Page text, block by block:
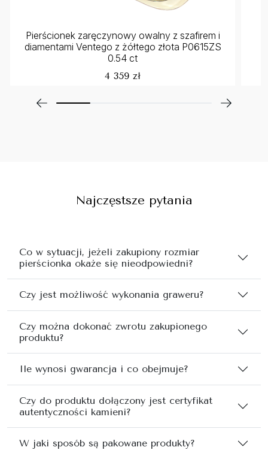
Pierścionek zaręczynowy owalny z szafirem i
diamentami Ventego z żółtego złota P0615ZS
0.54 ct
4 359 zł
Najczęstsze pytania
Co w sytuacji, jeżeli zakupiony rozmiar
pierścionka okaże się nieodpowiedni?
Czy jest możliwość wykonania graweru?
Czy można dokonać zwrotu zakupionego
produktu?
Ile wynosi gwarancja i co obejmuje?
Czy do produktu dołączony jest certyfikat
autentyczności kamieni?
W jaki sposób są pakowane produkty?